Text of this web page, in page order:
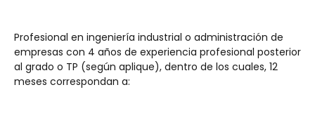
Profesional en ingeniería industrial o administración de
empresas con 4 años de experiencia profesional posterior
al grado o TP (según aplique), dentro de los cuales, 12
meses correspondan a: